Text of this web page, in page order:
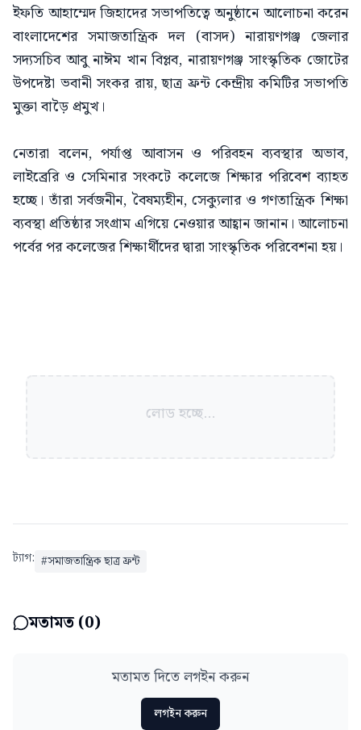
ইফতি আহাম্মেদ জিহাদের সভাপতিত্বে অনুষ্ঠানে আলোচনা করেন
বাংলাদেশের সমাজতান্ত্রিক দল (বাসদ) নারায়ণগঞ্জ জেলার
সদ্যসচিব আবু নাঈম খান বিপ্লব, নারায়ণগঞ্জ সাংস্কৃতিক জোটের
উপদেষ্টা ভবানী সংকর রায়, ছাত্র ফ্রন্ট কেন্দ্রীয় কমিটির সভাপতি
মুক্তা বাড়ৈ প্রমুখ।
নেতারা বলেন, পর্যাপ্ত আবাসন ও পরিবহন ব্যবস্থার অভাব,
লাইব্রেরি ও সেমিনার সংকটে কলেজে শিক্ষার পরিবেশ ব্যাহত
হচ্ছে। তাঁরা সর্বজনীন, বৈষম্যহীন, সেক্যুলার ও গণতান্ত্রিক শিক্ষা
ব্যবস্থা প্রতিষ্ঠার সংগ্রাম এগিয়ে নেওয়ার আহ্বান জানান। আলোচনা
পর্বের পর কলেজের শিক্ষার্থীদের দ্বারা সাংস্কৃতিক পরিবেশনা হয়।
লোড হচ্ছে...
ট্যাগ: #সমাজতান্ত্রিক ছাত্র ফ্রন্ট
মতামত (0)
মতামত দিতে লগইন করুন
লগইন করুন